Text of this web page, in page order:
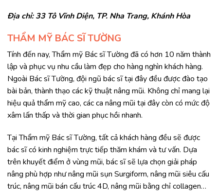
Địa chỉ: 33 Tô Vĩnh Diện, TP. Nha Trang, Khánh Hòa
THẨM MỸ BÁC SĨ TƯỜNG​
Tính đến nay, Thẩm mỹ Bác sĩ Tường đã có hơn 10 năm thành
lập và phục vụ nhu cầu làm đẹp cho hàng nghìn khách hàng.
Ngoài Bác sĩ Tường, đội ngũ bác sĩ tại đây đều được đào tạo
bài bản, thành thạo các kỹ thuật nâng mũi. Không chỉ mang lại
hiệu quả thẩm mỹ cao, các ca nâng mũi tại đây còn có mức độ
xâm lấn thấp và thời gian phục hồi nhanh.
Tại Thẩm mỹ Bác sĩ Tường, tất cả khách hàng đều sẽ được
bác sĩ có kinh nghiệm trực tiếp thăm khám và tư vấn. Dựa
trên khuyết điểm ở vùng mũi, bác sĩ sẽ lựa chọn giải pháp
nâng phù hợp như nâng mũi sụn Surgiform, nâng mũi siêu cấu
trúc, nâng mũi bán cấu trúc 4D, nâng mũi bằng chỉ collagen…